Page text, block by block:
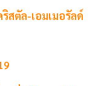
สตัล-เอมเมอรัลด์